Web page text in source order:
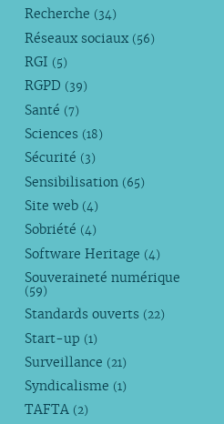
Recherche (34)
Réseaux sociaux (56)
RGI (5)
RGPD (39)
Santé (7)
Sciences (18)
Sécurité (3)
Sensibilisation (65)
Site web (4)
Sobriété (4)
Software Heritage (4)
Souveraineté numérique
(59)
Standards ouverts (22)
Start-up (1)
Surveillance (21)
Syndicalisme (1)
TAFTA (2)